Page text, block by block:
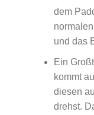
dem
und das
Ein
kommt
diesen
drehst.